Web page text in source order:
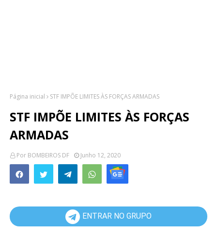
Página inicial STF IMPÕE LIMITES ÀS FORÇAS ARMADAS
STF IMPÕE LIMITES ÀS FORÇAS
ARMADAS
Por BOMBEIROS DF Junho 12, 2020
ENTRAR NO GRUPO